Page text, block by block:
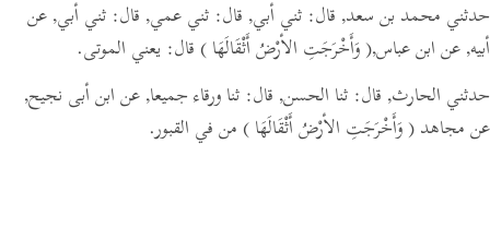
حدثني محمد بن سعد, قال: ثني أبي, قال: ثني عمي, قال: ثني أبي, عن
أبيه, عن ابن عباس,( وَأَخْرَجَتِ الأرْضُ أَثْقَالَهَا ) قال: يعني الموتى.
حدثني الحارث, قال: ثنا الحسن, قال: ثنا ورقاء جميعا, عن ابن أبى نجيح,
عن مجاهد ( وَأَخْرَجَتِ الأرْضُ أَثْقَالَهَا ) من في القبور.